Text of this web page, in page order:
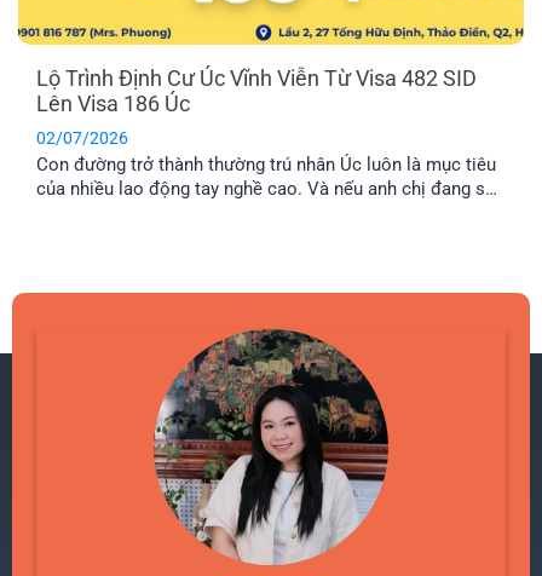
Lộ Trình Định Cư Úc Vĩnh Viễn Từ Visa 482 SID
Lên Visa 186 Úc
02/07/2026
Con đường trở thành thường trú nhân Úc luôn là mục tiêu
của nhiều lao động tay nghề cao. Và nếu anh chị đang sở